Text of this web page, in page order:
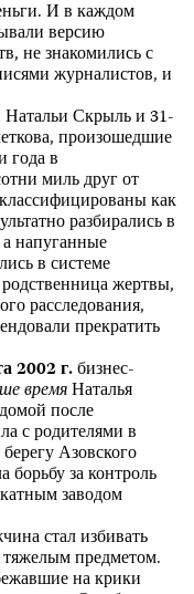
И в каждом
версию
не знакомились с
журналистов, и
Натальи Скрыль и 31-
произошедшие
года в
миль друг от
как
разбирались в
а напуганные
в системе
жертвы,
расследования,
прекратить
2002 г.бизнес-
времяНаталья
после
с родителями в
Азовского
борьбу за контроль
заводом
стал избивать
предметом.
на крики